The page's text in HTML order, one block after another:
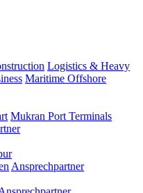
Logistics & Heavy
Maritime Offshore
Mukran Port Terminals
Ansprechpartner